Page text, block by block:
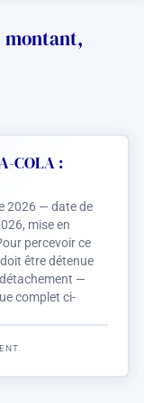
montant,
COLA :
2026 — date de
mise en
percevoir ce
être détenue
—
complet ci-